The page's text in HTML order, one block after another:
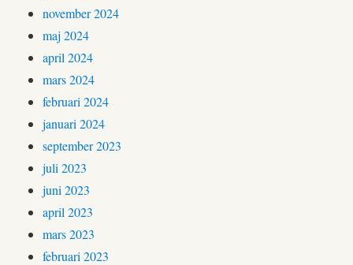
november 2024
maj 2024
april 2024
mars 2024
februari 2024
januari 2024
september 2023
juli 2023
juni 2023
april 2023
mars 2023
februari 2023